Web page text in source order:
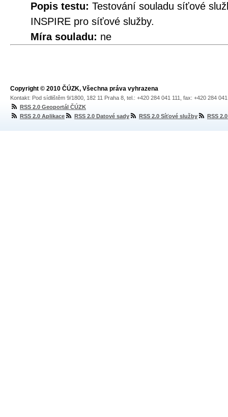
Popis testu: Testování souladu síťové
INSPIRE pro síťové služby.
Míra souladu: ne
Copyright © 2010 ČÚZK, Všechna práva vyhrazena
Kontakt: Pod sídlištěm 9/1800, 182 11 Praha 8, tel.: +420 284 041 111, fax: +420 284
RSS 2.0 Geoportál ČÚZK
RSS 2.0 Aplikace
RSS 2.0 Datové sady RSS 2.0 Síťové služby RSS